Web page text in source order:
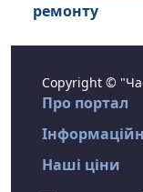
ремонту
Copyright ©
Про портал
Наші ціни